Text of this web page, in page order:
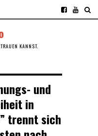
KANNST.
und
in
trennt sich